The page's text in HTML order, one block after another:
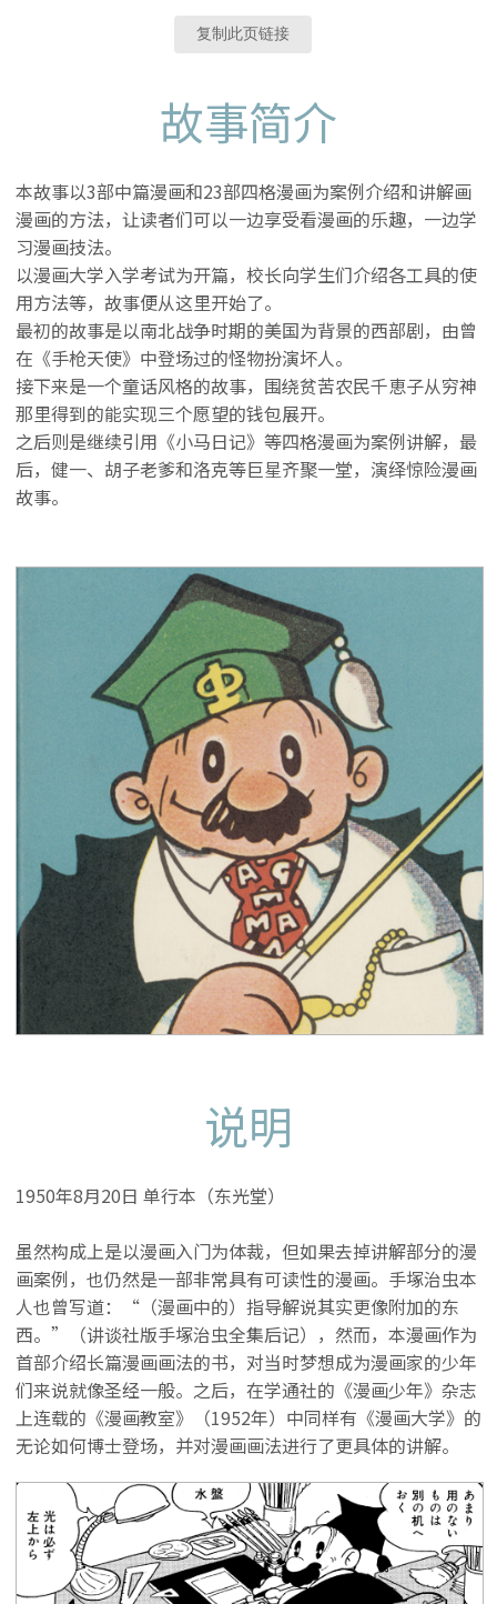
复制此页链接
故事简介
本故事以3部中篇漫画和23部四格漫画为案例介绍和讲解画
漫画的方法，让读者们可以一边享受看漫画的乐趣，一边学
习漫画技法。
以漫画大学入学考试为开篇，校长向学生们介绍各工具的使
用方法等，故事便从这里开始了。
最初的故事是以南北战争时期的美国为背景的西部剧，由曾
在《手枪天使》中登场过的怪物扮演坏人。
接下来是一个童话风格的故事，围绕贫苦农民千恵子从穷神
那里得到的能实现三个愿望的钱包展开。
之后则是继续引用《小马日记》等四格漫画为案例讲解，最
后，健一、胡子老爹和洛克等巨星齐聚一堂，演绎惊险漫画
故事。
说明
1950年8月20日 单行本（东光堂）
虽然构成上是以漫画入门为体裁，但如果去掉讲解部分的漫
画案例，也仍然是一部非常具有可读性的漫画。手塚治虫本
人也曾写道：“（漫画中的）指导解说其实更像附加的东
西。”（讲谈社版手塚治虫全集后记），然而，本漫画作为
首部介绍长篇漫画画法的书，对当时梦想成为漫画家的少年
们来说就像圣经一般。之后，在学通社的《漫画少年》杂志
上连载的《漫画教室》（1952年）中同样有《漫画大学》的
无论如何博士登场，并对漫画画法进行了更具体的讲解。